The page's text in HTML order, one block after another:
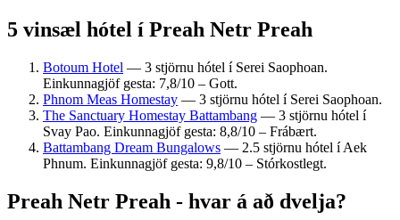
5 vinsæl hótel í Preah Netr Preah
Botoum Hotel — 3 stjörnu hótel í Serei Saophoan.
Einkunnagjöf gesta: 7,8/10 – Gott.
Phnom Meas Homestay — 3 stjörnu hótel í Serei Saophoan.
The Sanctuary Homestay Battambang — 3 stjörnu hótel í
Svay Pao. Einkunnagjöf gesta: 8,8/10 – Frábært.
Battambang Dream Bungalows — 2.5 stjörnu hótel í Aek
Phnum. Einkunnagjöf gesta: 9,8/10 – Stórkostlegt.
Preah Netr Preah - hvar á að dvelja?